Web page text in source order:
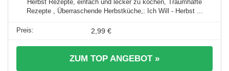
Herbst Rezepte, einfach und lecker zu kochen, Traumhafte
Rezepte , Überraschende Herbstküche,: Ich Will - Herbst ...
2,99 €
ZUM TOP ANGEBOT »